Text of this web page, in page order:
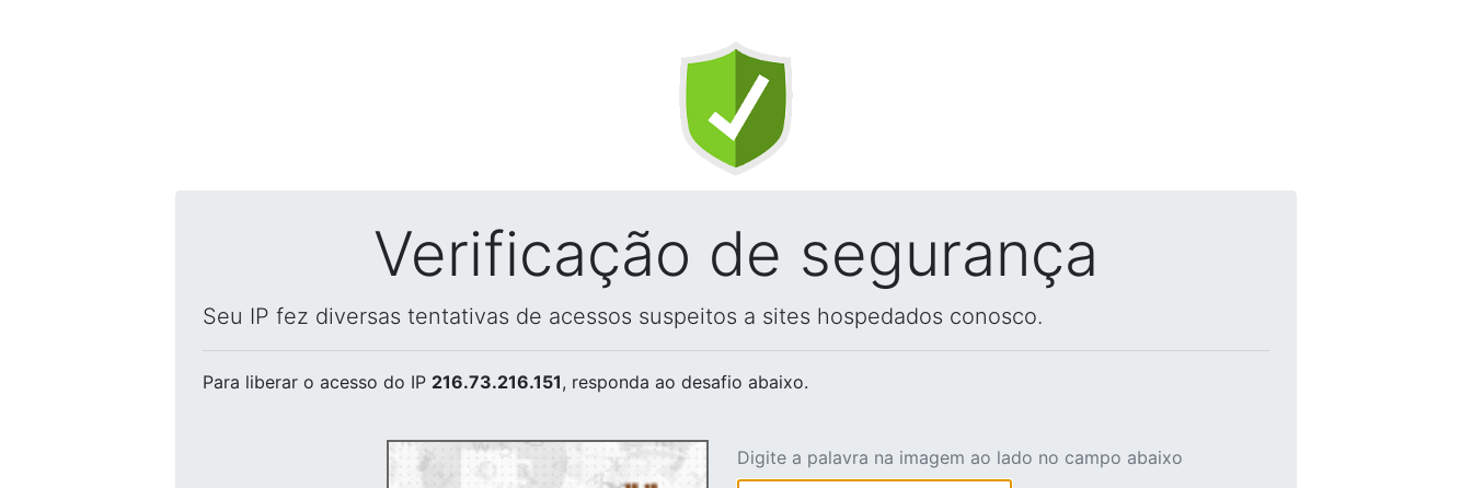
Verificação de segurança
Seu IP fez diversas tentativas de acessos suspeitos a sites hospedados conosco.
Para liberar o acesso do IP 216.73.216.151, responda ao desafio abaixo.
Digite a palavra na imagem ao lado no campo abaixo